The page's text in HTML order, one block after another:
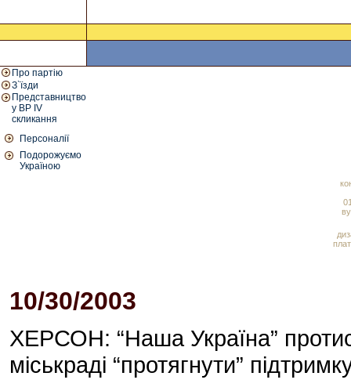
Про партію
З`їзди
Представництво
у ВР IV
скликання
Персоналії
Подорожуємо
Україною
10/30/2003
ХЕРСОН: “Наша Україна”
міськраді “протягнути”